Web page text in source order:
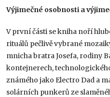
Výjimečné osobnosti a
V první části se kniha noří
rituálů pečlivě vybrané
mnicha bratra Josefa, rodiny
kontejnerech,
známého jako Electro Dad a
solárních punkerů ze